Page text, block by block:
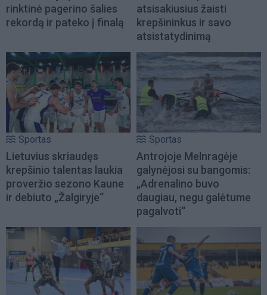
rinktinė pagerino šalies
rekordą ir pateko į finalą
atsisakiusius žaisti
krepšininkus ir savo
atsistatydinimą
Sportas
Lietuvius skriaudęs
krepšinio talentas laukia
proveržio sezono Kaune
ir debiuto „Žalgiryje“
Sportas
Antrojoje Melnragėje
galynėjosi su bangomis:
„Adrenalino buvo
daugiau, negu galėtume
pagalvoti“